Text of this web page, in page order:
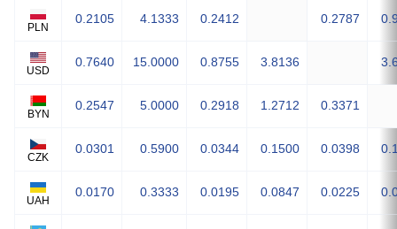
PLN
0.2105 4.1333 0.2412 0.2787
USD
0.7640 15.0000 0.8755 3.8136
BYN
0.2547 5.0000 0.2918 1.2712 0.3371
CZK
0.0301 0.5900 0.0344 0.1500 0.0398
UAH
0.0170 0.3333 0.0195 0.0847 0.0225